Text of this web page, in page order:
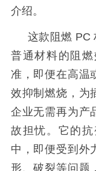
介绍。
这款阻燃 PC
普通材料的阻
准，即便在高温
效抑制燃烧，为
企业无需再为产
故担忧。它的
中，即便受到外
形、破裂等问题